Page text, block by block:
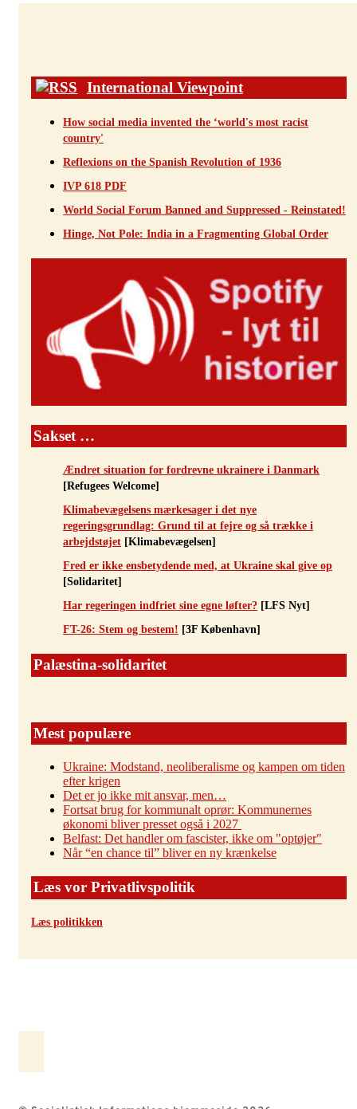
International Viewpoint
How social media invented the ‘world's most racist
country'
Reflexions on the Spanish Revolution of 1936
IVP 618 PDF
World Social Forum Banned and Suppressed - Reinstated!
Hinge, Not Pole: India in a Fragmenting Global Order
Sakset …
Ændret situation for fordrevne ukrainere i Danmark
[Refugees Welcome]
Klimabevægelsens mærkesager i det nye
regeringsgrundlag: Grund til at fejre og så trække i
arbejdstøjet [Klimabevægelsen]
Fred er ikke ensbetydende med, at Ukraine skal give op
[Solidaritet]
Har regeringen indfriet sine egne løfter? [LFS Nyt]
FT-26: Stem og bestem! [3F København]
Palæstina-solidaritet
Mest populære
Ukraine: Modstand, neoliberalisme og kampen om tiden
efter krigen
Det er jo ikke mit ansvar, men…
Fortsat brug for kommunalt oprør: Kommunernes
økonomi bliver presset også i 2027
Belfast: Det handler om fascister, ikke om "optøjer"
Når “en chance til” bliver en ny krænkelse
Læs vor Privatlivspolitik
Læs politikken